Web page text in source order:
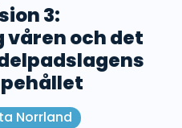
3:
och det
Norrland